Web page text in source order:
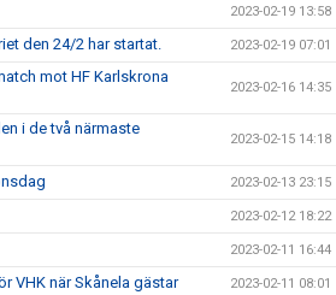
2023-02-19 13:58
den 24/2 har startat. 2023-02-19 07:01
mot HF Karlskrona
2023-02-16 14:35
i de två närmaste
2023-02-15 14:18
2023-02-13 23:15
2023-02-12 18:22
2023-02-11 16:44
VHK när Skånela gästar 2023-02-11 08:01